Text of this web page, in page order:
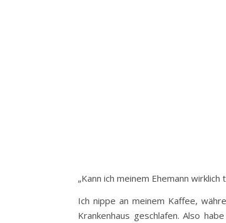
„Kann ich meinem Ehemann wirklich
Ich nippe an meinem Kaffee,
Krankenhaus geschlafen. Also